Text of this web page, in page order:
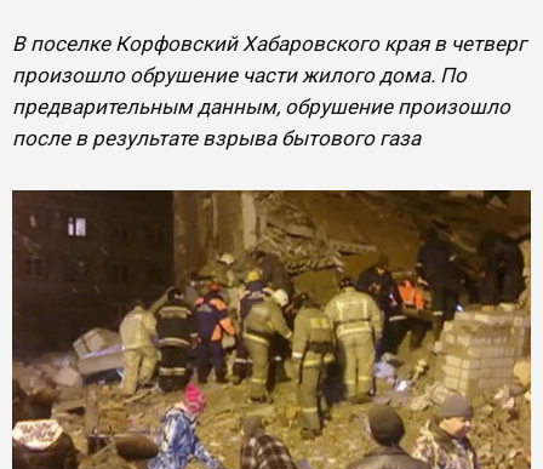
В поселке Корфовский Хабаровского края в четверг
произошло обрушение части жилого дома. По
предварительным данным, обрушение произошло
после в результате взрыва бытового газа